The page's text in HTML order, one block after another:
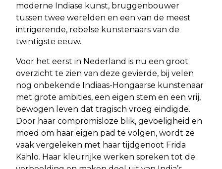
moderne Indiase kunst, bruggenbouwer
tussen twee werelden en een van de meest
intrigerende, rebelse kunstenaars van de
twintigste eeuw.
Voor het eerst in Nederland is nu een groot
overzicht te zien van deze gevierde, bij velen
nog onbekende Indiaas-Hongaarse kunstenaar
met grote ambities, een eigen stem en een vrij,
bewogen leven dat tragisch vroeg eindigde.
Door haar compromisloze blik, gevoeligheid en
moed om haar eigen pad te volgen, wordt ze
vaak vergeleken met haar tijdgenoot Frida
Kahlo. Haar kleurrijke werken spreken tot de